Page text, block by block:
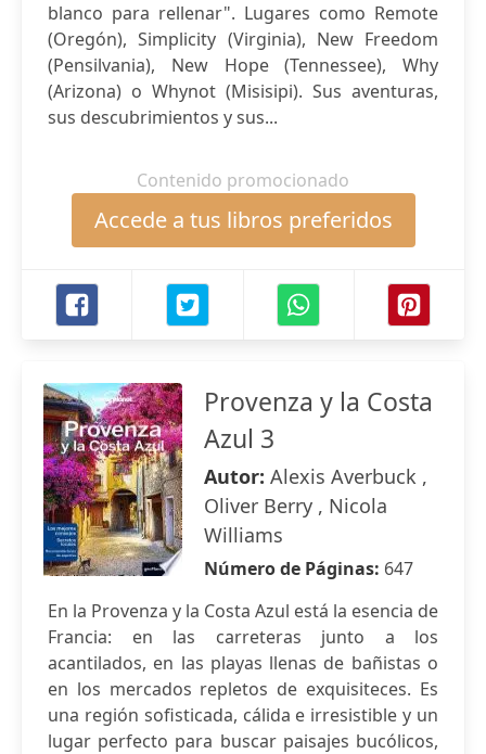
blanco para rellenar". Lugares como Remote
(Oregón), Simplicity (Virginia), New Freedom
(Pensilvania), New Hope (Tennessee), Why
(Arizona) o Whynot (Misisipi). Sus aventuras,
sus descubrimientos y sus...
Contenido promocionado
Accede a tus libros preferidos
Provenza y la Costa
Azul 3
Autor: Alexis Averbuck ,
Oliver Berry , Nicola
Williams
Número de Páginas: 647
En la Provenza y la Costa Azul está la esencia de
Francia: en las carreteras junto a los
acantilados, en las playas llenas de bañistas o
en los mercados repletos de exquisiteces. Es
una región sofisticada, cálida e irresistible y un
lugar perfecto para buscar paisajes bucólicos,